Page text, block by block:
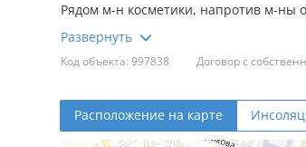
Рядом м-н косметики, напротив м-ны
Счетчик эл-ва установлен!
Код объекта: 997838 Договор с
Расположение на карте